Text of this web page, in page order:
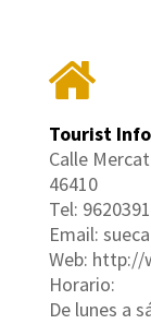
Tourist
Calle
46410
Tel:
Email:
Web: http://
Horario:
De lunes a